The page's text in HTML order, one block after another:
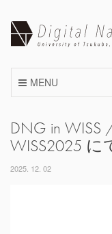
content
MENU
DNG in
WISS2025
2025. 12. 02